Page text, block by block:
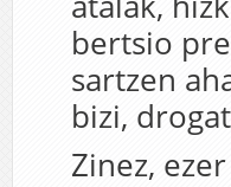
bertsio
sartzen
bizi,
Zinez,